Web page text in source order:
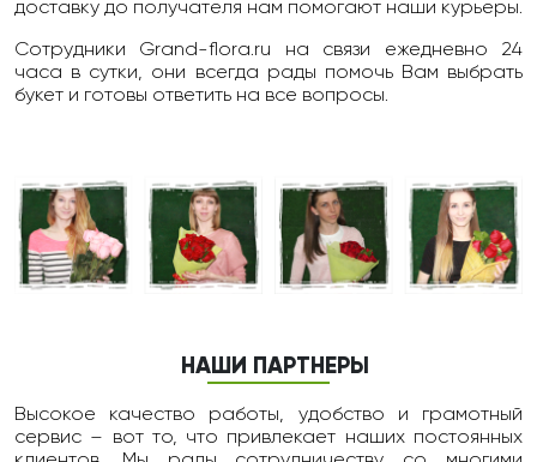
доставку до получателя нам помогают наши курьеры.
Сотрудники Grand-flora.ru на связи ежедневно 24
чаcа в сутки, они всегда рады помочь Вам выбрать
букет и готовы ответить на все вопросы.
НАШИ ПАРТНЕРЫ
Высокое качество работы, удобство и грамотный
сервис – вот то, что привлекает наших постоянных